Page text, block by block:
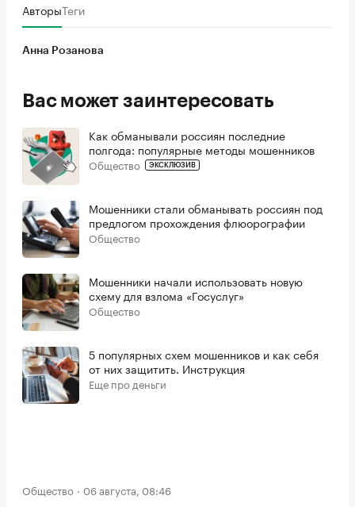
АвторыТеги
Анна Розанова
Вас может заинтересовать
Как обманывали россиян последние
полгода: популярные методы мошенников
Общество ЭКСКЛЮЗИВ
Мошенники стали обманывать россиян под
предлогом прохождения флюорографии
Общество
Мошенники начали использовать новую
схему для взлома «Госуслуг»
Общество
5 популярных схем мошенников и как себя
от них защитить. Инструкция
Еще про деньги
Общество 06 августа, 08:46